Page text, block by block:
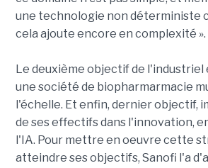
une technologie non déterministe
cela ajoute encore en complexité ».
Le deuxième objectif de l'industriel
une société de biopharmarmacie
l'échelle. Et enfin, dernier objectif,
de ses effectifs dans l'innovation,
l'IA. Pour mettre en oeuvre cette
atteindre ses objectifs, Sanofi l'a